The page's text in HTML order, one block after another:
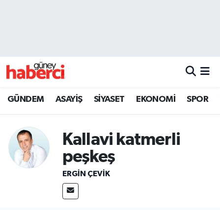
GÜNDEM ASAYİŞ SİYASET EKONOMİ SPOR
Kallavi katmerli
peşkeş
ERGIN ÇEVİK
Beyoğlu Trafik Yoğunluk Haritası
Son Dakika Haberleri
Haber Arşivi